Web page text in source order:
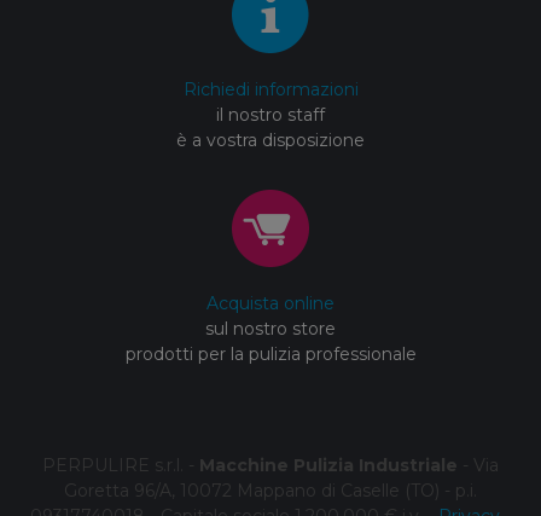
Richiedi informazioni
il nostro staff
è a vostra disposizione
Acquista online
sul nostro store
prodotti per la pulizia professionale
PERPULIRE s.r.l. - Macchine Pulizia Industriale - Via
Goretta 96/A, 10072 Mappano di Caselle (TO) - p.i.